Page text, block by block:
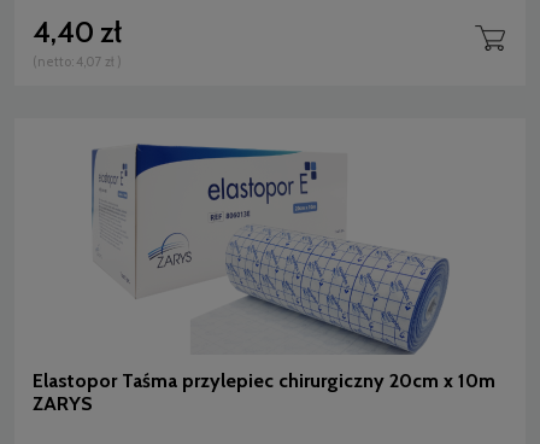
4,40 zł
(netto: 4,07 zł )
Elastopor Taśma przylepiec chirurgiczny 20cm x 10m
ZARYS